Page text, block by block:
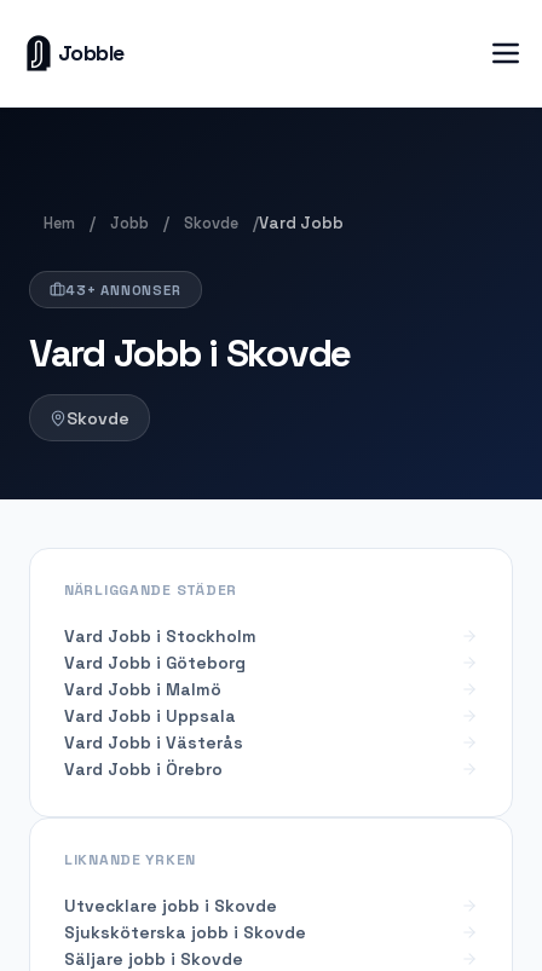
Jobble
Hem / Jobb / Skovde /Vard Jobb
43+ ANNONSER
Vard Jobb i Skovde
Skovde
NÄRLIGGANDE STÄDER
Vard Jobb i Stockholm
Vard Jobb i Göteborg
Vard Jobb i Malmö
Vard Jobb i Uppsala
Vard Jobb i Västerås
Vard Jobb i Örebro
LIKNANDE YRKEN
Utvecklare jobb i Skovde
Sjuksköterska jobb i Skovde
Säljare jobb i Skovde